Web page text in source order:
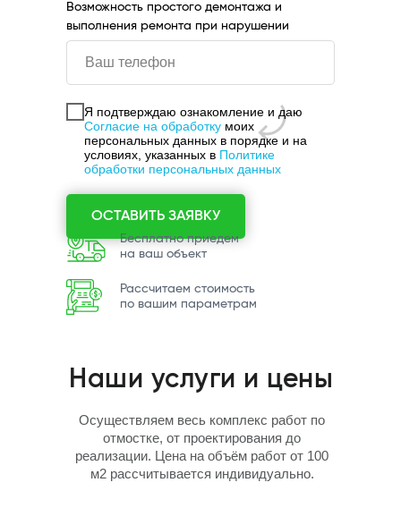
Возможность простого демонтажа и
выполнения ремонта при нарушении
целостности покрытия;
Я подтверждаю ознакомление и даю
Согласие на обработку моих
персональных данных в порядке и на
условиях, указанных в Политике
обработки персональных данных
ОСТАВИТЬ ЗАЯВКУ
Бесплатно приедем
на ваш объект
Рассчитаем стоимость
по вашим параметрам
Осуществляем весь комплекс работ по
отмостке, от проектирования до
реализации. Цена на объём работ от 100
м2 рассчитывается индивидуально.
Наши услуги и цены